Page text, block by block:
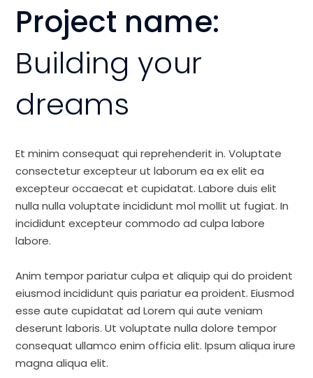
Project name:
Building your
dreams
Et minim consequat qui reprehenderit in. Voluptate
consectetur excepteur ut laborum ea ex elit ea
excepteur occaecat et cupidatat. Labore duis elit
nulla nulla voluptate incididunt mol mollit ut fugiat. In
incididunt excepteur commodo ad culpa labore
labore.
Anim tempor pariatur culpa et aliquip qui do proident
eiusmod incididunt quis pariatur ea proident. Eiusmod
esse aute cupidatat ad Lorem qui aute veniam
deserunt laboris. Ut voluptate nulla dolore tempor
consequat ullamco enim officia elit. Ipsum aliqua irure
magna aliqua elit.